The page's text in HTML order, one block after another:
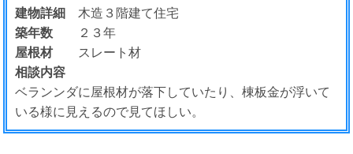
建物詳細 木造３階建て住宅
築年数 ２３年
屋根材スレート材
相談内容
ベランンダに屋根材が落下していたり、棟板金が浮いて
いる様に見えるので見てほしい。